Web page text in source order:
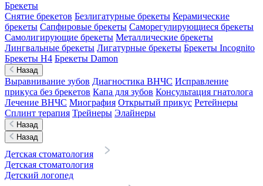
Брекеты
Снятие брекетов Безлигатурные брекеты Керамические
брекеты Сапфировые брекеты Саморегулирующиеся брекеты
Самолигирующие брекеты Металлические брекеты
Лингвальные брекеты Лигатурные брекеты Брекеты Incognito
Брекеты H4 Брекеты Damon
Назад
Выравнивание зубов Диагностика ВНЧС Исправление
прикуса без брекетов Капа для зубов Консультация гнатолога
Лечение ВНЧС Миография Открытый прикус Ретейнеры
Сплинт терапия Трейнеры Элайнеры
Назад
Назад
Детская стоматология
Детская стоматология
Детский логопед